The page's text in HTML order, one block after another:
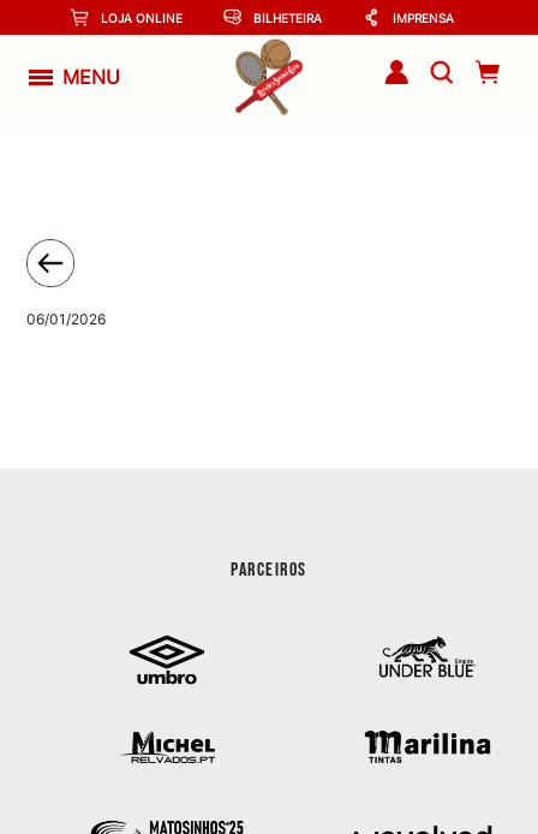
LOJA ONLINE BILHETEIRA IMPRENSA
MENU
06/01/2026
PARCEIROS